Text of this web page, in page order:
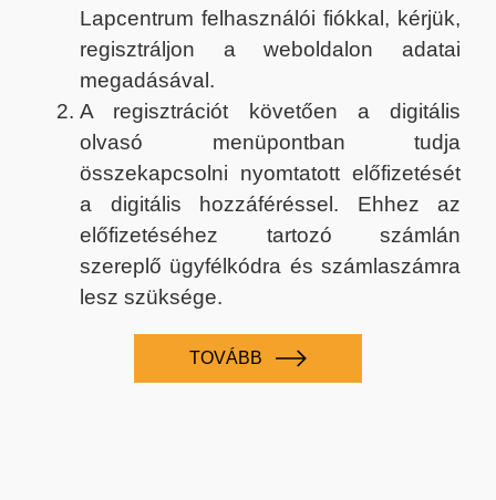
Lapcentrum felhasználói fiókkal, kérjük,
regisztráljon a weboldalon adatai
megadásával.
A regisztrációt követően a digitális
olvasó menüpontban tudja
összekapcsolni nyomtatott előfizetését
a digitális hozzáféréssel. Ehhez az
előfizetéséhez tartozó számlán
szereplő ügyfélkódra és számlaszámra
lesz szüksége.
TOVÁBB